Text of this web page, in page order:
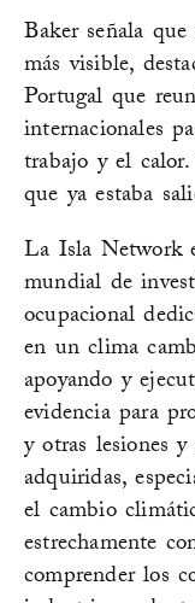
Baker señala
más visible,
Portugal que
internacionales
trabajo y el
que ya estaba
La Isla Network
mundial de
ocupacional
en un clima
apoyando y
evidencia para
y otras lesiones y
adquiridas,
el cambio
estrechamente
comprender los